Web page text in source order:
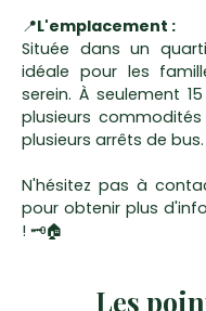
📍L'emplacement :
Située dans un
idéale pour les
serein. À seulement
plusieurs
plusieurs arrêts de bus.
N'hésitez pas à
pour obtenir plus
! 🗝🏠
Les